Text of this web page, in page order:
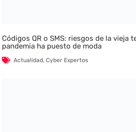
Códigos QR o SMS: riesgos de la vieja
pandemia ha puesto de moda
Actualidad,Cyber Expertos